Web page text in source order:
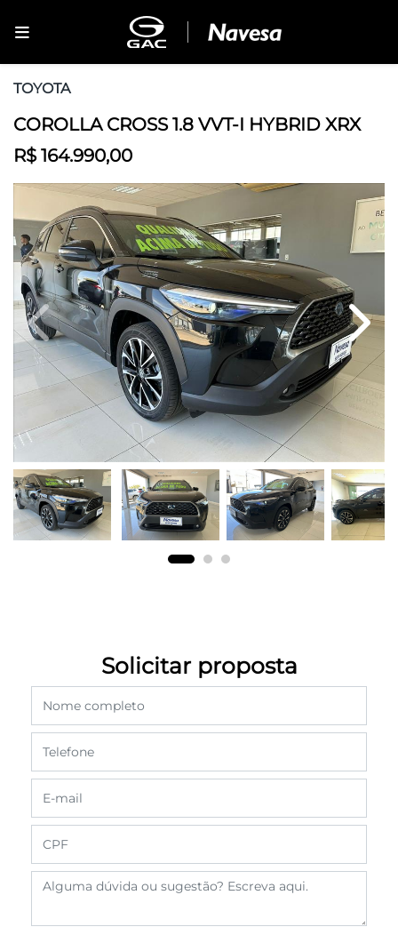
TOYOTA
COROLLA CROSS 1.8 VVT-I HYBRID XRX
R$ 164.990,00
Previous Next
Solicitar proposta